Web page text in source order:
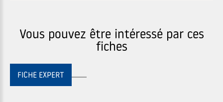
Vous pouvez être intéressé par ces
fiches
FICHE EXPERT